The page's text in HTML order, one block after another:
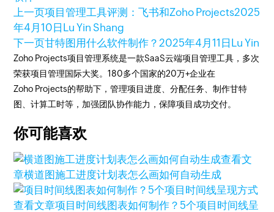
上一页项目管理工具评测：飞书和Zoho Projects2025
年4月10日 Lu Yin Shang
下一页甘特图用什么软件制作？2025年4月11日 Lu Yin
Zoho Projects项目管理系统是一款SaaS云端项目管理工具，多次
荣获项目管理国际大奖。180多个国家的20万+企业在
Zoho Projects的帮助下，管理项目进度、分配任务、制作甘特
图、计算工时等，加强团队协作能力，保障项目成功交付。
你可能喜欢
查看文
章横道图施工进度计划表怎么画如何自动生成
查看文章项目时间线图表如何制作？5个项目时间线呈